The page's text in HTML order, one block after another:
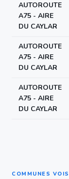
AUTOROUTE
A75 - AIRE
DU CAYLAR
AUTOROUTE
A75 - AIRE
DU CAYLAR
AUTOROUTE
A75 - AIRE
DU CAYLAR
COMMUNES